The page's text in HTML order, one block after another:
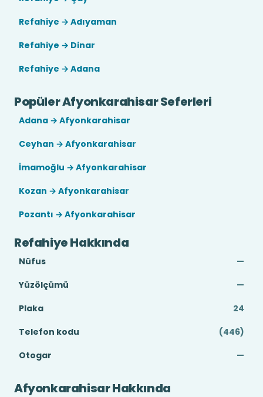
Refahiye → Adıyaman
Refahiye → Dinar
Refahiye → Adana
Popüler Afyonkarahisar Seferleri
Adana → Afyonkarahisar
Ceyhan → Afyonkarahisar
İmamoğlu → Afyonkarahisar
Kozan → Afyonkarahisar
Pozantı → Afyonkarahisar
Refahiye Hakkında
Nüfus
—
Yüzölçümü
—
Plaka
24
Telefon kodu
(446)
Otogar
—
Afyonkarahisar Hakkında